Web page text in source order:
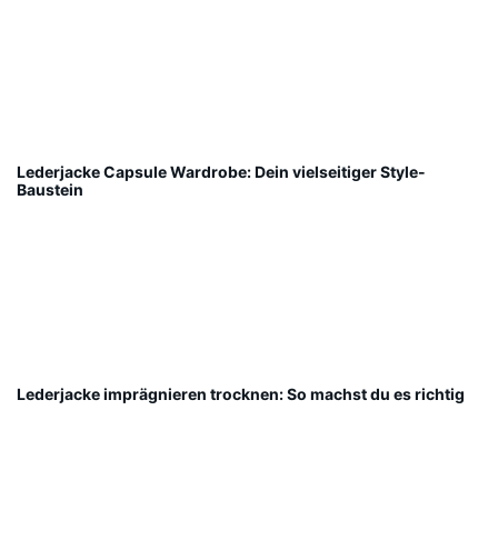
Lederjacke Capsule Wardrobe: Dein vielseitiger Style-
Baustein
Lederjacke imprägnieren trocknen: So machst du es richtig